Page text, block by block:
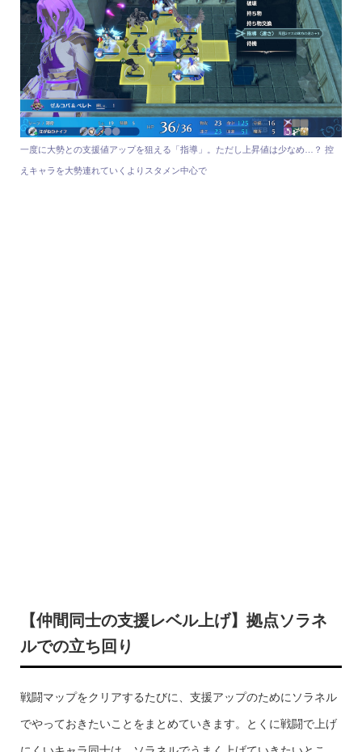
一度に大勢との支援値アップを狙える「指導」。ただし上昇値は少なめ…？ 控
えキャラを大勢連れていくよりスタメン中心で
【仲間同士の支援レベル上げ】拠点ソラネ
ルでの立ち回り
戦闘マップをクリアするたびに、支援アップのためにソラネル
でやっておきたいことをまとめていきます。とくに戦闘で上げ